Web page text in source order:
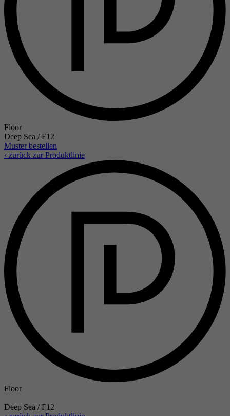
Floor
Deep Sea / F12
Muster bestellen
‹ zurück zur Produktlinie
Floor
Deep Sea / F12